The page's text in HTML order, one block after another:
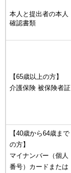
本人と提出者の本人
確認書類
【65歳以上の方】
介護保険 被保険者証
【40歳から64歳まで
の方】
マイナンバー（個人
番号）カードまたは